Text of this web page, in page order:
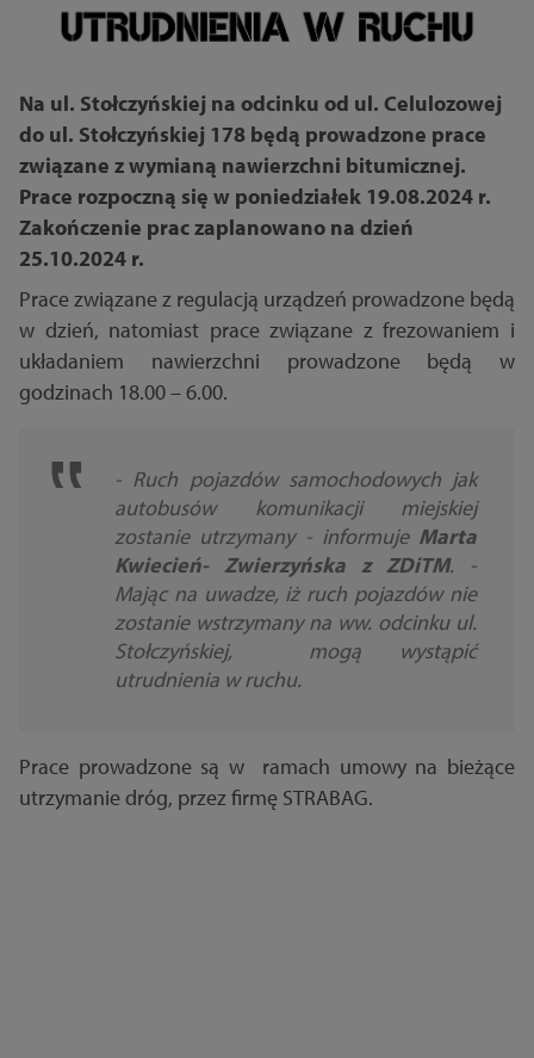
Na ul. Stołczyńskiej na odcinku od ul. Celulozowej
do ul. Stołczyńskiej 178 będą prowadzone prace
związane z wymianą nawierzchni bitumicznej.
Prace rozpoczną się w poniedziałek 19.08.2024 r.
Zakończenie prac zaplanowano na dzień
25.10.2024 r.
Prace związane z regulacją urządzeń prowadzone będą
w dzień, natomiast prace związane z frezowaniem i
układaniem nawierzchni prowadzone będą w
godzinach 18.00 – 6.00.
- Ruch pojazdów samochodowych jak
autobusów komunikacji miejskiej
zostanie utrzymany - informuje Marta
Kwiecień- Zwierzyńska z ZDiTM. -
Mając na uwadze, iż ruch pojazdów nie
zostanie wstrzymany na ww. odcinku ul.
Stołczyńskiej, mogą wystąpić
utrudnienia w ruchu.
Prace prowadzone są w ramach umowy na bieżące
utrzymanie dróg, przez firmę STRABAG.